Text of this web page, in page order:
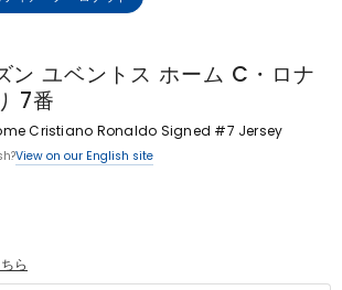
ン ユベントス ホーム C・ロナ
7番
Cristiano Ronaldo Signed #7 Jersey
View on our English site
ら